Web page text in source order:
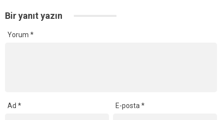
Bir yanıt yazın
Yorum *
Ad * E-posta*